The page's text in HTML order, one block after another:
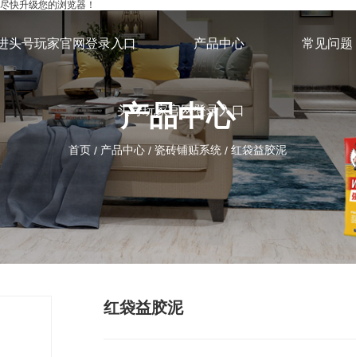
尽快升级您的浏览器！
头号玩家官网登录入口 产品中心 常见问题
头号玩家官网登录入口
产品中心
首页 / 产品中心 / 瓷砖铺贴系统 / 红袋益胶泥
红袋益胶泥